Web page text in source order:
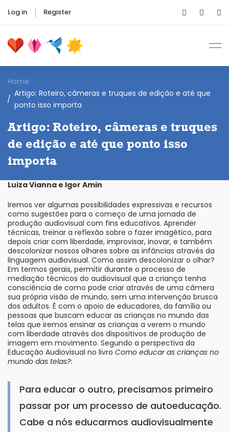
Log in Register
Home
Artigo: Roteiro, câmeras e truques de edição e até que
ponto isso importa
Artigo: Roteiro, câmeras e truques
de edição e até que ponto isso
importa
Luiza Vianna e Igor Amin
Iremos ver algumas possibilidades expressivas e recursos
como sugestões para o começo de uma jornada de
produção audiovisual com fins educativos. Aprender
técnicas, treinar a reflexão sobre o fazer imagético, para
depois criar com liberdade, improvisar, inovar, e também
descolonizar nossos olhares sobre as infâncias através da
linguagem audiovisual. Como assim descolonizar o olhar?
Em termos gerais, permitir durante o processo de
mediação técnicos do audiovisual que a criança tenha
consciência de como pode criar através de uma câmera
sua própria visão de mundo, sem uma intervenção brusca
dos adultos. É com o apoio de educadores, da família ou
pessoas que buscam educar as crianças no mundo das
telas que iremos ensinar as crianças a verem o mundo
com liberdade através dos dispositivos de produção de
imagem em movimento. Segundo a perspectiva da
Educação Audiovisual no livro Como educar as crianças no
mundo das telas?:
Para educar o outro, precisamos primeiro
passar por um processo de autoeducação.
Cabe a nós educarmos audiovisualmente